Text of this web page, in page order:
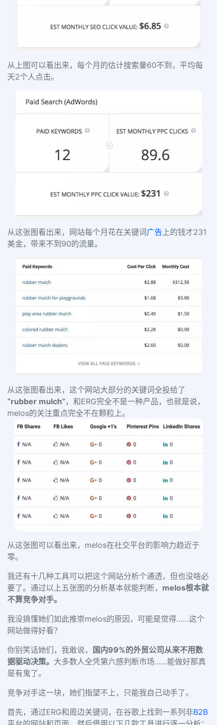
从上图可以看出来，每个月的估计搜索量60不到，平均每
天2个人点击。
从这张图看出来，网站每个月花在关键词广告上的钱才231
美金，带来不到90的流量。
从这张图看出来，这个网站大部分的关键词全投给了
“rubber mulch” ，和ERG完全不是一种产品，也就是说，
melos的关注重点完全不在颗粒上。
从这张图可以看出来，melos在社交平台的影响力趋近于
零。
我还有十几种工具可以把这个网站分析个通透，但也没啥必
要了。通过以上五张图的分析基本就能判断， melos根本就
不算竞争对手。
我没搞懂她们如此推崇melos的原因，可能是觉得……这个
网站做得好看？
你别笑话她们，我敢说，
国内99%的外贸公司从来不用数
据驱动决策。 大多数人全凭第六感判断市场……能做好那真
是有鬼了。
竞争对手这一块，她们指望不上，只能我自己动手了。
首先，通过ERG和周边关键词，在谷歌上找到一系列非B2B